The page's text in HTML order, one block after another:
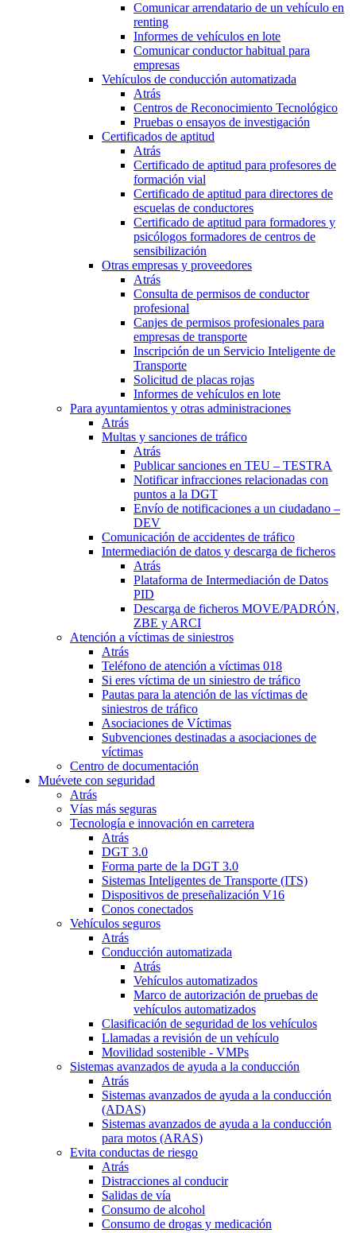
Comunicar arrendatario de un vehículo en
renting
Informes de vehículos en lote
Comunicar conductor habitual para
empresas
Vehículos de conducción automatizada
Atrás
Centros de Reconocimiento Tecnológico
Pruebas o ensayos de investigación
Certificados de aptitud
Atrás
Certificado de aptitud para profesores de
formación vial
Certificado de aptitud para directores de
escuelas de conductores
Certificado de aptitud para formadores y
psicólogos formadores de centros de
sensibilización
Otras empresas y proveedores
Atrás
Consulta de permisos de conductor
profesional
Canjes de permisos profesionales para
empresas de transporte
Inscripción de un Servicio Inteligente de
Transporte
Solicitud de placas rojas
Informes de vehículos en lote
Para ayuntamientos y otras administraciones
Atrás
Multas y sanciones de tráfico
Atrás
Publicar sanciones en TEU – TESTRA
Notificar infracciones relacionadas con
puntos a la DGT
Envío de notificaciones a un ciudadano –
DEV
Comunicación de accidentes de tráfico
Intermediación de datos y descarga de ficheros
Atrás
Plataforma de Intermediación de Datos
PID
Descarga de ficheros MOVE/PADRÓN,
ZBE y ARCI
Atención a víctimas de siniestros
Atrás
Teléfono de atención a víctimas 018
Si eres víctima de un siniestro de tráfico
Pautas para la atención de las víctimas de
siniestros de tráfico
Asociaciones de Víctimas
Subvenciones destinadas a asociaciones de
víctimas
Centro de documentación
Muévete con seguridad
Atrás
Vías más seguras
Tecnología e innovación en carretera
Atrás
DGT 3.0
Forma parte de la DGT 3.0
Sistemas Inteligentes de Transporte (ITS)
Dispositivos de preseñalización V16
Conos conectados
Vehículos seguros
Atrás
Conducción automatizada
Atrás
Vehículos automatizados
Marco de autorización de pruebas de
vehículos automatizados
Clasificación de seguridad de los vehículos
Llamadas a revisión de un vehículo
Movilidad sostenible - VMPs
Sistemas avanzados de ayuda a la conducción
Atrás
Sistemas avanzados de ayuda a la conducción
(ADAS)
Sistemas avanzados de ayuda a la conducción
para motos (ARAS)
Evita conductas de riesgo
Atrás
Distracciones al conducir
Salidas de vía
Consumo de alcohol
Consumo de drogas y medicación